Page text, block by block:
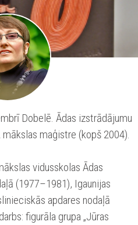
Dobelē. Ādas izstrādājumu
maģistre (kopš 2004).
vidusskolas Ādas
(1977–1981), Igaunijas
apdares nodaļā
figurāla grupa „Jūras